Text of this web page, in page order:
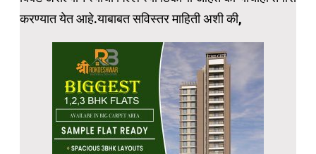
करण्यात येत आहे.याबाबत सविस्तर माहिती अशी की,